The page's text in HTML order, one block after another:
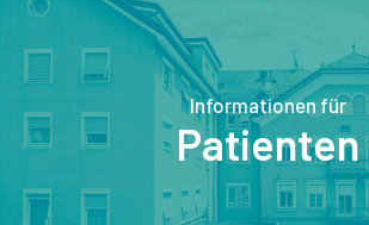
Informationen für
Patienten